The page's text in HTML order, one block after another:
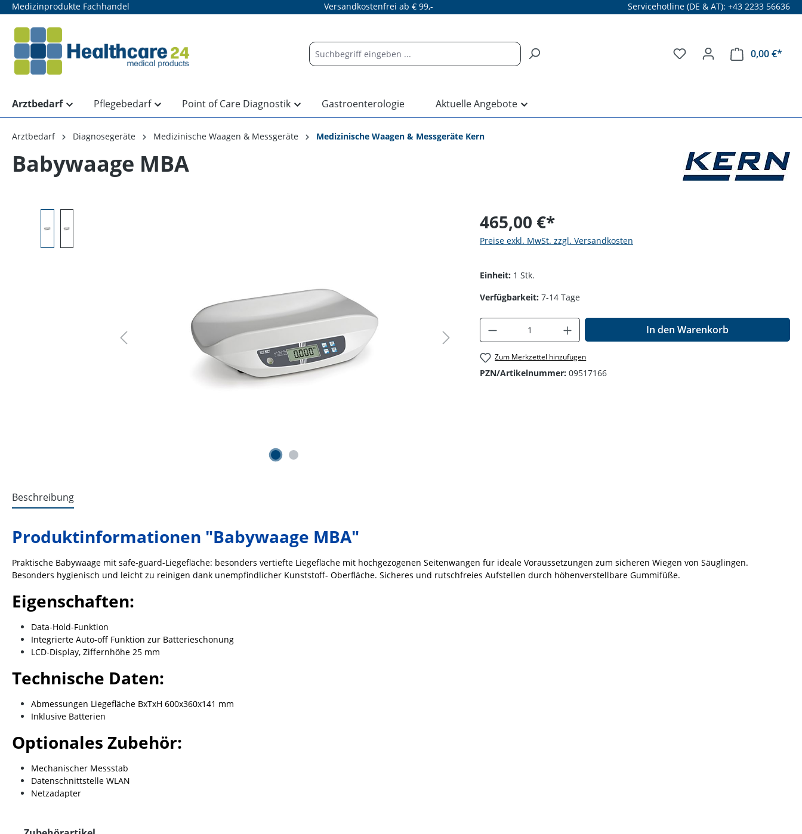
Zur Hauptnavigation springen
Medizinprodukte Fachhandel Versandkostenfrei ab € 99,- Servicehotline (DE & AT): +43 2233 56636
0,00 €*
Arztbedarf Pflegebedarf Point of Care Diagnostik Gastroenterologie Aktuelle Angebote
Arztbedarf Diagnosegeräte Medizinische Waagen & Messgeräte Medizinische Waagen & Messgeräte Kern
Babywaage MBA
465,00 €*
Preise exkl. MwSt. zzgl. Versandkosten
Einheit: 1 Stk.
Verfügbarkeit: 7-14 Tage
Produkt Anzahl: Gib den gewünschten Wert
In den Warenkorb
Zum Merkzettel hinzufügen
PZN/Artikelnummer: 09517166
Beschreibung
Produktinformationen "Babywaage MBA"
Praktische Babywaage mit safe-guard-Liegefläche: besonders vertiefte Liegefläche mit hochgezogenen Seitenwangen für ideale Voraussetzungen zum sicheren Wiegen von Säuglingen.
Besonders hygienisch und leicht zu reinigen dank unempfindlicher Kunststoff- Oberfläche. Sicheres und rutschfreies Aufstellen durch höhenverstellbare Gummifüße.
Eigenschaften:
Data-Hold-Funktion
Integrierte Auto-off Funktion zur Batterieschonung
LCD-Display, Ziffernhöhe 25 mm
Technische Daten:
Abmessungen Liegefläche BxTxH 600x360x141 mm
Inklusive Batterien
Optionales Zubehör:
Mechanischer Messstab
Datenschnittstelle WLAN
Netzadapter
Produktgalerie überspringen